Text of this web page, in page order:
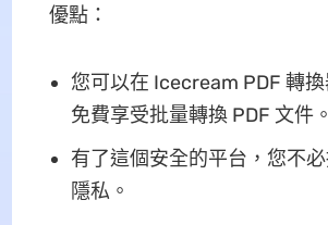
優點：
您可以在 Icecream PDF 轉
免費享受批量轉換 PDF 文件。
有了這個安全的平台，您不
隱私。